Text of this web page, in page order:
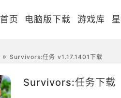
首页 电脑版下载 游戏库
Survivors:任务 v1.17.1401下载
Survivors:任务下载